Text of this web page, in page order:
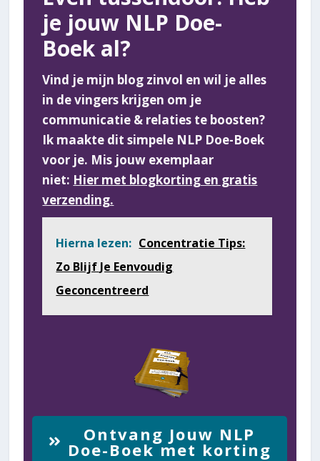
je jouw NLP Doe-
Boek al?
Vind je mijn blog zinvol en wil je alles
in de vingers krijgen om je
communicatie & relaties te boosten?
Ik maakte dit simpele NLP Doe-Boek
voor je. Mis jouw exemplaar
niet: Hier met blogkorting en gratis
verzending.
Hierna lezen: Concentratie Tips:
Zo Blijf Je Eenvoudig
Geconcentreerd
Ontvang Jouw NLP
Doe-Boek met korting